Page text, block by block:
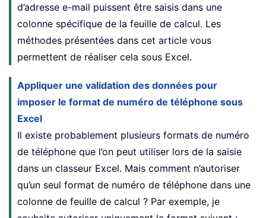
d’adresse e-mail puissent être saisis dans une
colonne spécifique de la feuille de calcul. Les
méthodes présentées dans cet article vous
permettent de réaliser cela sous Excel.
Appliquer une validation des données pour
imposer le format de numéro de téléphone sous
Excel
Il existe probablement plusieurs formats de numéro
de téléphone que l’on peut utiliser lors de la saisie
dans un classeur Excel. Mais comment n’autoriser
qu’un seul format de numéro de téléphone dans une
colonne de feuille de calcul ? Par exemple, je